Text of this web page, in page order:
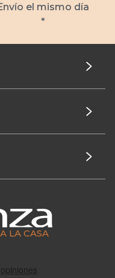
el mismo día
*
LA CASA